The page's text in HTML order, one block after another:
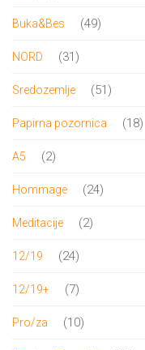
Buka&Bes 4949
NORD 3131
Sredozemlje 5151
Papirna pozornica 1818
A5 22
Hommage 2424
Meditacije 22
12/19 2424
12/19+ 77
Pro/za 1010